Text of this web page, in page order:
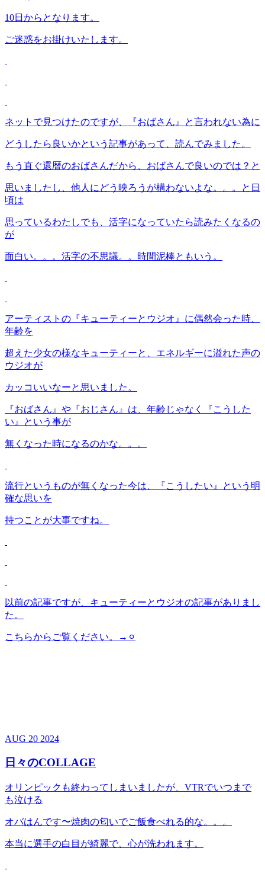
10日からとなります。
ご迷惑をお掛けいたします。
ネットで見つけたのですが、『おばさん』と言われない為に
どうしたら良いかという記事があって、読んでみました。
もう直ぐ還暦のおばさんだから、おばさんで良いのでは？と
思いましたし、他人にどう映ろうが構わないよな。。。と日
頃は
思っているわたしでも、活字になっていたら読みたくなるの
が
面白い。。。活字の不思議。。時間泥棒ともいう。
アーティストの『キューティーとウジオ』に偶然会った時、
年齢を
超えた少女の様なキューティーと、エネルギーに溢れた声の
ウジオが
カッコいいなーと思いました。
『おばさん』や『おじさん』は、年齢じゃなく『こうした
い』という事が
無くなった時になるのかな。。。
流行というものが無くなった今は、『こうしたい』という明
確な思いを
持つことが大事ですね。
以前の記事ですが、キューティーとウジオの記事がありまし
た。
こちらからご覧ください。→ ⚪︎
AUG 20 2024
日々のCOLLAGE
オリンピックも終わってしまいましたが、VTRでいつまで
も泣ける
オバはんです〜焼肉の匂いでご飯食べれる的な。。。
本当に選手の白目が綺麗で、心が洗われます。